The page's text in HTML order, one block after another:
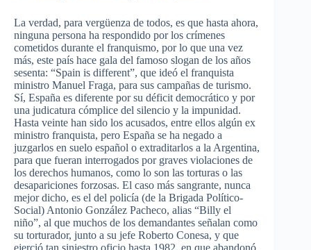
La verdad, para vergüenza de todos, es que hasta ahora,
ninguna persona ha respondido porlos crímenes
cometidos durante el franquismo, porlo que una vez
más, este país hace gala del famoso slogan de los años
sesenta: “Spain is different”, que ideó el franquista
ministro Manuel Fraga, para sus campañas de turismo.
Sí, España es diferente por su déficit democrático y por
una judicatura cómplice del silencio y la impunidad.
Hasta veinte han sido los acusados, entre ellos algún ex
ministro franquista, pero España se ha negado a
juzgarlos en suelo español o extraditarlos a la Argentina,
para que fueran interrogados porgraves violaciones de
los derechos humanos, como lo son las torturas o las
desapariciones forzosas. El caso más sangrante, nunca
mejor dicho, es el del policía (de la Brigada Político-
Social) Antonio González Pacheco, alias “Billy el
niño”, al que muchos de los demandantes señalan como
su torturador, junto a su jefe Roberto Conesa, y que
ejerció tan siniestro oficio hasta 1982, en que abandonó